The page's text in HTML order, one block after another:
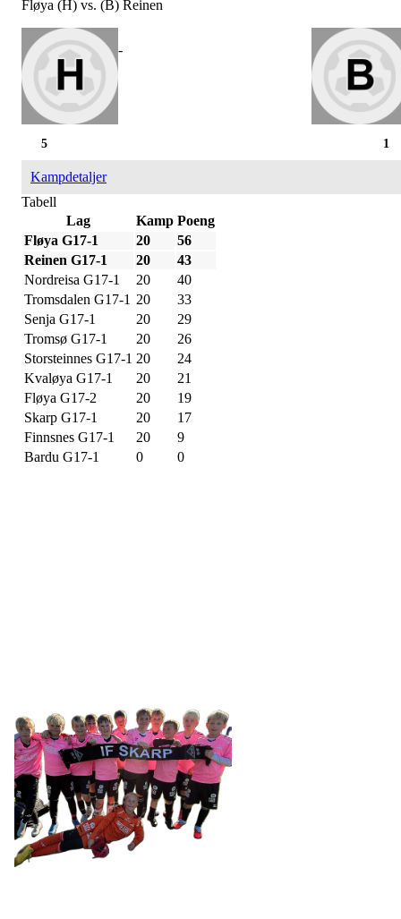
Fløya (H) vs. (B) Reinen
-
1
5
Kampdetaljer
Tabell
Lag
Kamp Poeng
Fløya G17-1
20
56
Reinen G17-1
20
43
Nordreisa G17-1
20
40
Tromsdalen G17-1 20
33
Senja G17-1
20
29
Tromsø G17-1
20
26
Storsteinnes G17-1 20
24
Kvaløya G17-1
20
21
Fløya G17-2
20
19
Skarp G17-1
20
17
Finnsnes G17-1
20
9
Bardu G17-1
0 0